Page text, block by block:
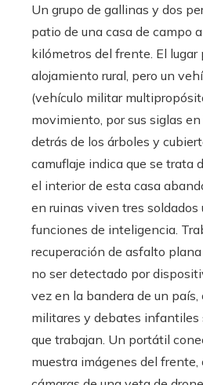
Un grupo de gallinas y dos
patio de una casa de campo
kilómetros del frente. El lugar
alojamiento rural, pero un
(vehículo militar
movimiento, por sus siglas
detrás de los árboles y
camuflaje indica que se trata
el interior de esta casa
en ruinas viven tres soldados
funciones de inteligencia.
recuperación de asfalto
no ser detectado por
vez en la bandera de un
militares y debates infantiles
que trabajan. Un portátil
muestra imágenes del